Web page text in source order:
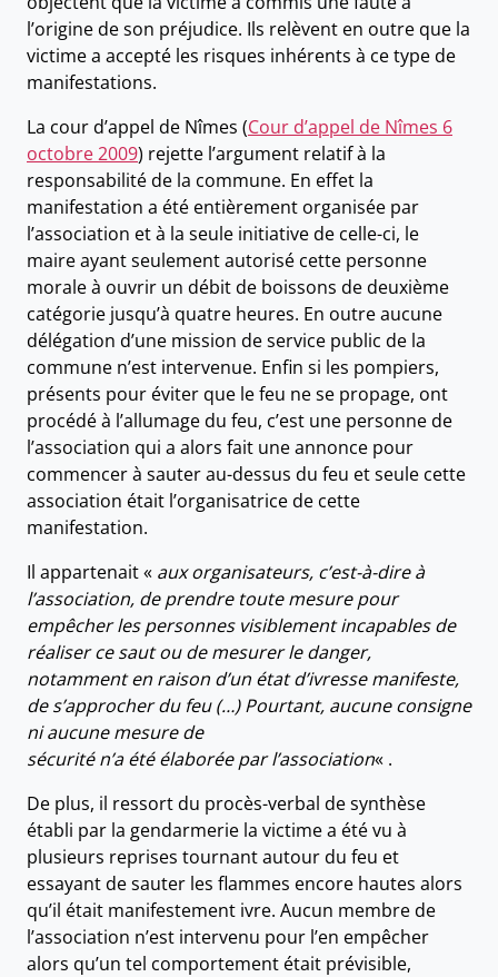
l’origine de son préjudice. Ils relèvent en outre que la
victime a accepté les risques inhérents à ce type de
manifestations.
La cour d’appel de Nîmes (Cour d’appel de Nîmes 6
octobre 2009) rejette l’argument relatif à la
responsabilité de la commune. En effet la
manifestation a été entièrement organisée par
l’association et à la seule initiative de celle-ci, le
maire ayant seulement autorisé cette personne
morale à ouvrir un débit de boissons de deuxième
catégorie jusqu’à quatre heures. En outre aucune
délégation d’une mission de service public de la
commune n’est intervenue. Enfin si les pompiers,
présents pour éviter que le feu ne se propage, ont
procédé à l’allumage du feu, c’est une personne de
l’association qui a alors fait une annonce pour
commencer à sauter au-dessus du feu et seule cette
association était l’organisatrice de cette
manifestation.
Il appartenait « aux organisateurs, c’est-à-dire à
l’association, de prendre toute mesure pour
empêcher les personnes visiblement incapables de
réaliser ce saut ou de mesurer le danger,
notamment en raison d’un état d’ivresse manifeste,
de s’approcher du feu (…) Pourtant, aucune consigne
ni aucune mesure de
sécurité n’a été élaborée par l’association« .
De plus, il ressort du procès-verbal de synthèse
établi par la gendarmerie la victime a été vu à
plusieurs reprises tournant autour du feu et
essayant de sauter les flammes encore hautes alors
qu’il était manifestement ivre. Aucun membre de
l’association n’est intervenu pour l’en empêcher
alors qu’un tel comportement était prévisible,